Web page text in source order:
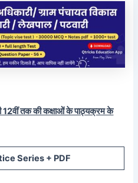
12वीं तक की कक्षाओं के पाठ्यक्रम के
Series + PDF